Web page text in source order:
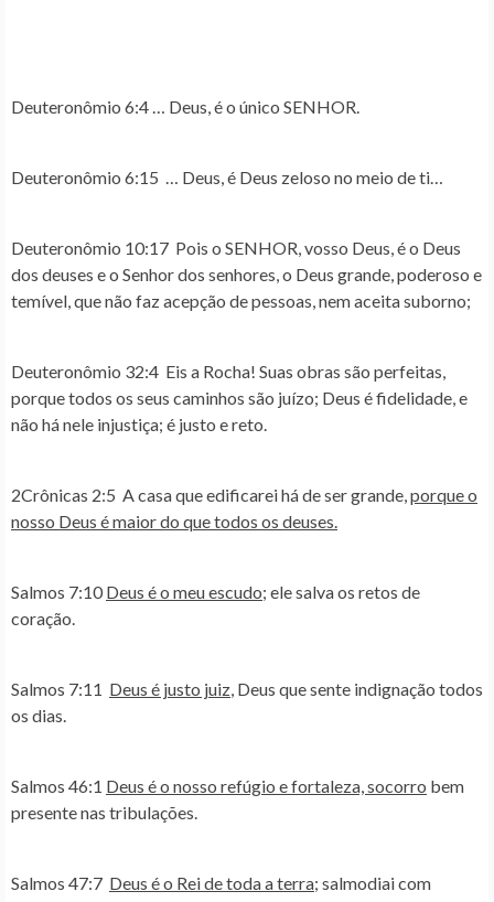
Deuteronômio 6:4 … Deus, é o único SENHOR.
Deuteronômio 6:15 … Deus, é Deus zeloso no meio de ti…
Deuteronômio 10:17 Pois o SENHOR, vosso Deus, é o Deus
dos deuses e o Senhor dos senhores, o Deus grande, poderoso e
temível, que não faz acepção de pessoas, nem aceita suborno;
Deuteronômio 32:4 Eis a Rocha! Suas obras são perfeitas,
porque todos os seus caminhos são juízo; Deus é fidelidade, e
não há nele injustiça; é justo e reto.
2Crônicas 2:5 A casa que edificarei há de ser grande,porque o
nosso Deus é maior do que todos os deuses.
Salmos 7:10 Deus é o meu escudo; ele salva os retos de
coração.
Salmos 7:11 Deus é justo juiz, Deus que sente indignação todos
os dias.
Salmos 46:1 Deus é o nosso refúgio e fortaleza, socorro bem
presente nas tribulações.
Salmos 47:7 Deus é o Rei de toda a terra; salmodiai com